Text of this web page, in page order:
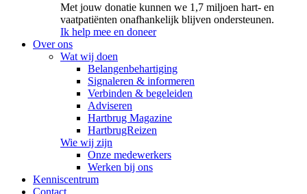
Met jouw donatie kunnen we 1,7 miljoen hart- en
vaatpatiënten onafhankelijk blijven ondersteunen.
Ik help mee en doneer
Over ons
Wat wij doen
Belangenbehartiging
Signaleren & informeren
Verbinden & begeleiden
Adviseren
Hartbrug Magazine
HartbrugReizen
Wie wij zijn
Onze medewerkers
Werken bij ons
Kenniscentrum
Contact